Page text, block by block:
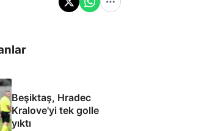
Beşiktaş, Hradec
Kralove'yi tek golle
yıktı